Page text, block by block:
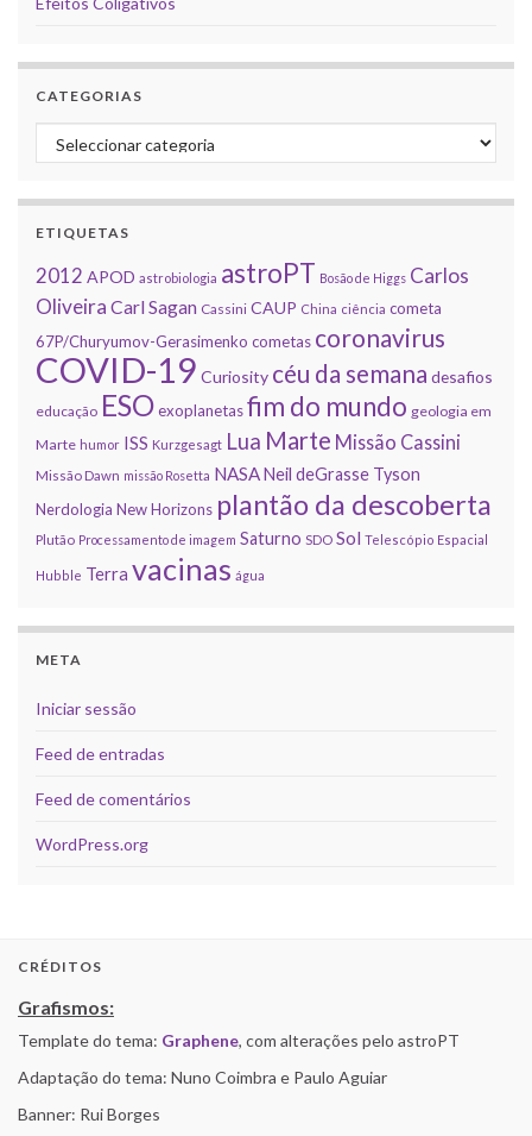
CATEGORIAS
Categorias
ETIQUETAS
2012 APOD astrobiologia astroPT Bosão de Higgs Carlos
Oliveira Carl Sagan Cassini CAUP China ciência cometa
67P/Churyumov-Gerasimenko cometas coronavirus
COVID-19 Curiosity céu da semana desafios
educação ESOexoplanetasfim do mundo geologia em
Marte humor ISS Kurzgesagt Lua Marte Missão Cassini
Missão Dawn missão Rosetta NASANeil deGrasse Tyson
Nerdologia New Horizons plantão da descoberta
Plutão Processamento de imagem Saturno SDO Sol Telescópio Espacial
Hubble Terra vacinas água
META
Iniciar sessão
Feed de entradas
Feed de comentários
WordPress.org
CRÉDITOS
Grafismos:
Template do tema: Graphene, com alterações pelo astroPT
Adaptação do tema: Nuno Coimbra e Paulo Aguiar
Banner: Rui Borges